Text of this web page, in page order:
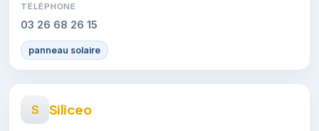
TÉLÉPHONE
03 26 68 26 15
panneau solaire
S Siliceo